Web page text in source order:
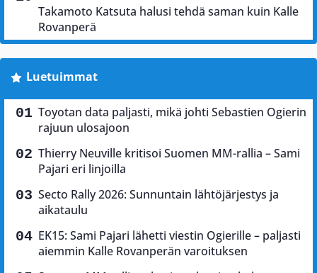
Takamoto Katsuta halusi tehdä saman kuin Kalle
Rovanperä
Luetuimmat
Toyotan data paljasti, mikä johti Sebastien Ogierin
rajuun ulosajoon
Thierry Neuville kritisoi Suomen MM-rallia – Sami
Pajari eri linjoilla
Secto Rally 2026: Sunnuntain lähtöjärjestys ja
aikataulu
EK15: Sami Pajari lähetti viestin Ogierille – paljasti
aiemmin Kalle Rovanperän varoituksen